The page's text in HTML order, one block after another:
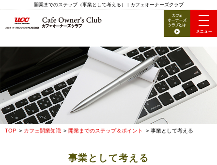
開業までのステップ（事業として考える） | カフェオーナーズクラブ
TOP カフェ開業知識 開業までのステップ＆ポイント 事業として考える
事業として考える